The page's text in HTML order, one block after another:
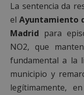
La sentencia da
el Ayuntamiento
Madrid para
NO2, que
fundamental a la
municipio y
legítimamente,